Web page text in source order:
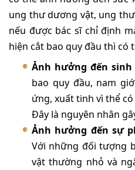
ung thư dương vật, ung
nếu được bác sĩ chỉ định
hiện cắt bao quy đầu thì có
Ảnh hưởng đến
bao quy đầu, nam
ứng, xuất tinh vì thể
Đây là nguyên nhân
Ảnh hưởng đến sự
Với những đối tượng
vật thường nhỏ và